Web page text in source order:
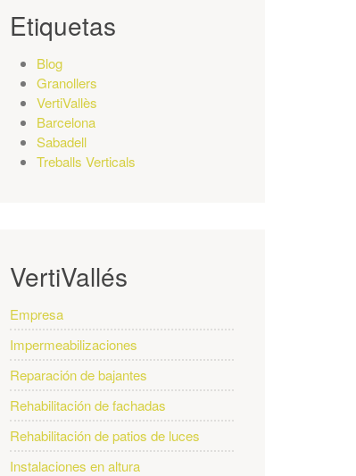
Etiquetas
Blog
Granollers
VertiVallès
Barcelona
Sabadell
Treballs Verticals
VertiVallés
Empresa
Impermeabilizaciones
Reparación de bajantes
Rehabilitación de fachadas
Rehabilitación de patios de luces
Instalaciones en altura